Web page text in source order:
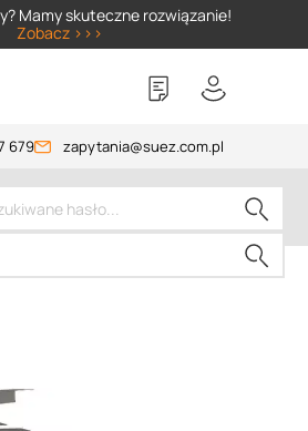
Mamy skuteczne rozwiązanie!
Zobacz >>>
679 zapytania@suez.com.pl
profil balkonowy okapowy